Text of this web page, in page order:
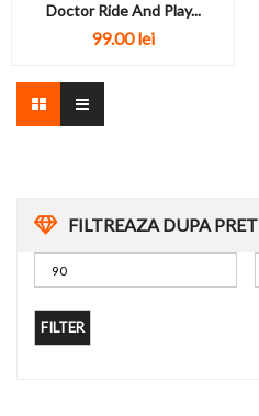
FILTREAZA DUPA PRET
FILTER
Doctor Ride And Play...
99.00lei